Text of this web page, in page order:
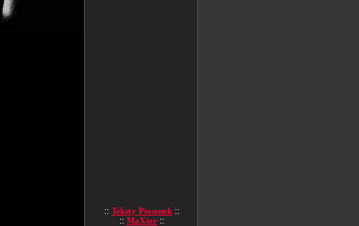
:: Teksty Piosenek ::
:: MaXior ::